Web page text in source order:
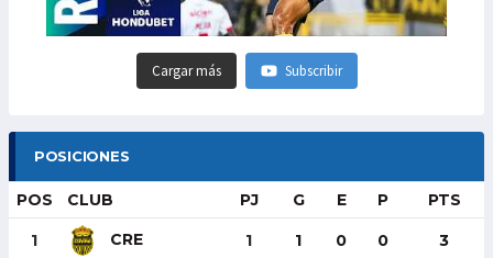
Cargar más Subscribir
POSICIONES
POS CLUB PJ G E P PTS
1 CRE 1 1 0 0 3